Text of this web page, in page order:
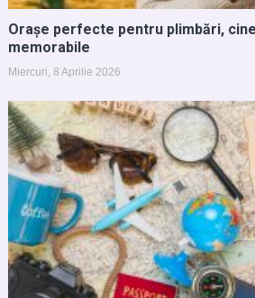
Orașe perfecte pentru plimbări,
memorabile
Miercuri, 8 Aprilie 2026